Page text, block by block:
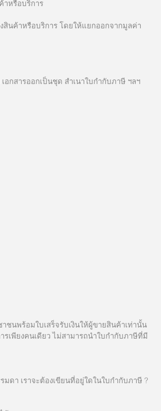
นค้าหรือบริการ
ำว่า เอกสารออกเป็นชุด สำเนาใบกำกับภาษี ฯลฯ
นพร้อมใบเสร็จรับเงินให้ผู้ขายสินค้าเท่านั้น
เพียงคนเดียว ไม่สามารถนำใบกำกับภาษีที่มี
ดา เราจะต้องเขียนที่อยู่ใดในใบกำกับภาษี ?